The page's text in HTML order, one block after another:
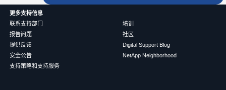
更多支持信息
联系支持部门
报告问题
提供反馈
安全公告
支持策略和支持服务
培训
社区
Digital Support Blog
NetApp Neighborhood